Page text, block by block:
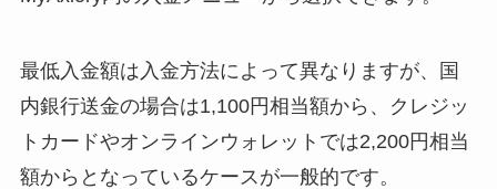
最低入金額は入金方法によって異なりますが、国
内銀行送金の場合は1,100円相当額から、クレジッ
トカードやオンラインウォレットでは2,200円相当
額からとなっているケースが一般的です。